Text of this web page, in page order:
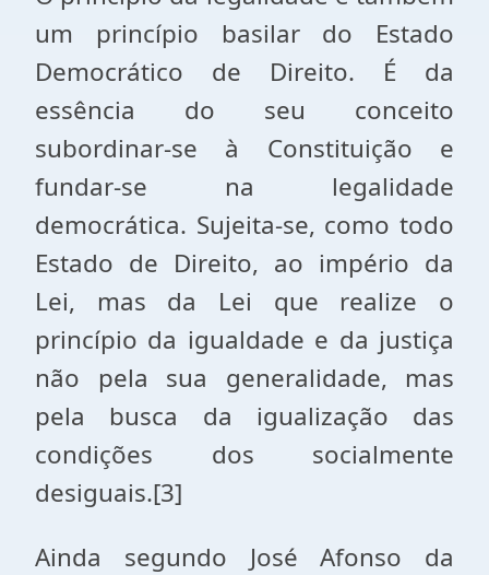
um princípio basilar do Estado
Democrático de Direito. É da
essência do seu conceito
subordinar-se à Constituição e
fundar-se na legalidade
democrática. Sujeita-se, como todo
Estado de Direito, ao império da
Lei, mas da Lei que realize o
princípio da igualdade e da justiça
não pela sua generalidade, mas
pela busca da igualização das
condições dos socialmente
desiguais.[3]
Ainda segundo José Afonso da